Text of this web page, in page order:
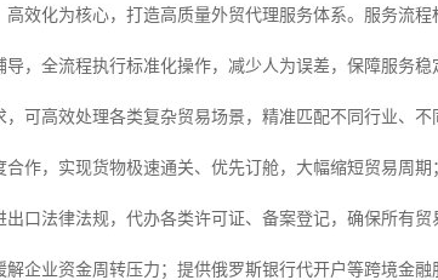
效化为核心，打造高质量外贸代理服务体系。服务流
，全流程执行标准化操作，减少人为误差，保障服务
可高效处理各类复杂贸易场景，精准匹配不同行业、不
作，实现货物极速通关、优先订舱，大幅缩短贸易周
口法律法规，代办各类许可证、备案登记，确保所有
企业资金周转压力；提供俄罗斯银行代开户等跨境金融